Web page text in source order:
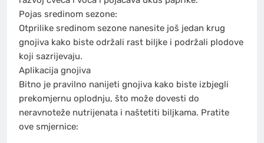
Pojas sredinom sezone:
Otprilike sredinom sezone nanesite još jedan krug
gnojiva kako biste održali rast biljke i podržali plodove
koji sazrijevaju.
Aplikacija gnojiva
Bitno je pravilno nanijeti gnojiva kako biste izbjegli
prekomjernu oplodnju, što može dovesti do
neravnoteže nutrijenata i naštetiti biljkama. Pratite
ove smjernice: